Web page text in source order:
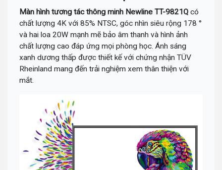
Màn hình tương tác thông minh Newline TT-9821Q có
chất lượng 4K với 85% NTSC, góc nhìn siêu rộng 178 °
và hai loa 20W mạnh mẽ bảo âm thanh và hình ảnh
chất lượng cao đáp ứng mọi phòng học. Ánh sáng
xanh dương thấp được thiết kế với chứng nhận TÜV
Rheinland mang đến trải nghiệm xem thân thiện với
mắt.